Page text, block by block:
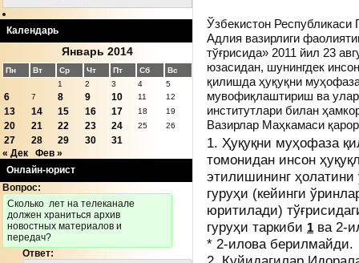
Календарь
Январь 2014
Пн Вт Ср Чт Пт Сб
Вс
1
2 3 4 5
6 7 8 9 10 11 12
13 14 15 16 17 18 19
20 21 22 23 24 25 26
27 28 29 30
31
« Дек
Фев »
Онлайн-юрист
Вопрос:
Cколько лет на телеканале
должен храниться архив
новостных материалов и
передач?
Ответ:
Ўзбекистон Республикаси
Адлия вазирлиги
тўғрисида» 2011 йил 23
юзасидан, шунингдек
қилишда ҳуқуқни
мувофиқлаштириш ва
институтлари билан
Вазирлар Маҳкамаси
1. Ҳуқуқни муҳофаза
томонидан инсон
этилишининг
гуруҳи (кейинги
юритилади)
гуруҳи таркиби 1 ва 2-
* 2-илова берилмайди.